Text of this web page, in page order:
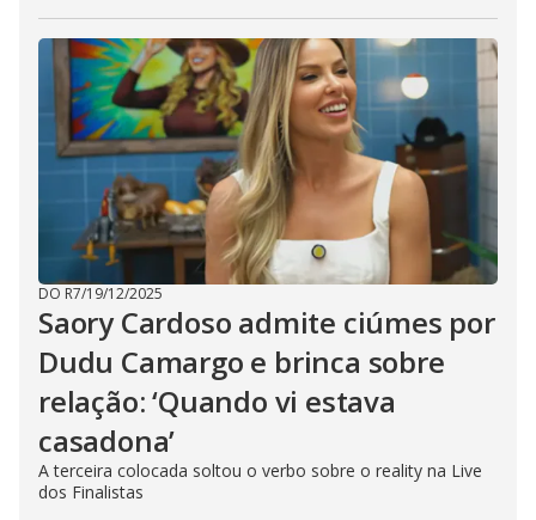
DO R7/19/12/2025
Saory Cardoso admite ciúmes por
Dudu Camargo e brinca sobre
relação: ‘Quando vi estava
casadona’
A terceira colocada soltou o verbo sobre o reality na Live
dos Finalistas